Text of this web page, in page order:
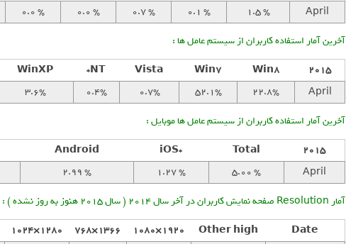
April
1.5 %
0.1 %
0.7 %
0.0 %
0.0 %
آخرین آمار استفاده کاربران از سیستم عامل ها :
2015
Win8
Win7
Vista
NT*
WinXP
April
22.8%
52.1%
0.7%
0.4%
3.6%
آخرین آمار استفاده کاربران از سیستم عامل ها موبایل :
2015
Total
iOS*
Android
April
5.00 %
1.27 %
2.99 %
آمار Resolution صفحه نمایش کاربران در آخر سال 2014 ( سال 2015 هنوز به روز نشده ) :
Date
Other high
1920×1080
1366×768
1280×1024